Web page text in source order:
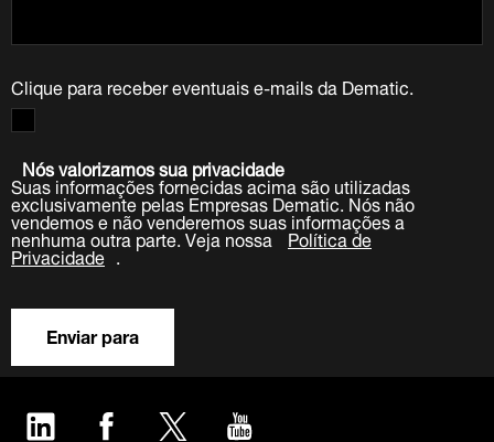
Clique para receber eventuais e-mails da Dematic.
Nós valorizamos sua privacidade
Suas informações fornecidas acima são utilizadas
exclusivamente pelas Empresas Dematic. Nós não
vendemos e não venderemos suas informações a
nenhuma outra parte. Veja nossa Política de
Privacidade .
Enviar para
LinkedIn Facebook Twitter